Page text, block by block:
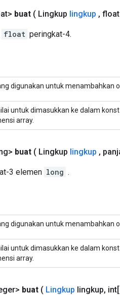
buat ( Lingkup lingkup ,
float peringkat-4.
digunakan untuk menambahkan
untuk dimasukkan ke dalam
array.
buat ( Lingkup lingkup ,
3 elemen long .
digunakan untuk menambahkan
untuk dimasukkan ke dalam
array.
buat ( Lingkup lingkup,